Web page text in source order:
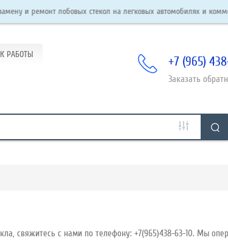
лобовых стекол на легковых автомобилях и
РАБОТЫ +7 (965)
Заказать
свяжитесь с нами по телефону: +7(965)438-63-10. Мы